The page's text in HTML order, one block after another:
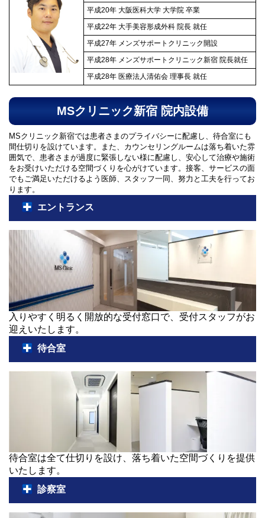
平成20年 大阪医科大学 大学院 卒業
平成22年 大手美容形成外科 院長 就任
平成27年 メンズサポートクリニック開設
平成28年 メンズサポートクリニック新宿 院長就任
平成28年 医療法人清佑会 理事長 就任
MSクリニック新宿 院内設備
MSクリニック新宿では患者さまのプライバシーに配慮し、待合室にも
間仕切りを設けています。また、カウンセリングルームは落ち着いた雰
囲気で、患者さまが過度に緊張しない様に配慮し、安心して治療や施術
をお受けいただける空間づくりを心がけています。接客、サービスの面
でもご満足いただけるよう医師、スタッフ一同、努力と工夫を行ってお
ります。
エントランス
入りやすく明るく開放的な受付窓口で、受付スタッフがお
迎えいたします。
待合室
待合室は全て仕切りを設け、落ち着いた空間づくりを提供
いたします。
診察室